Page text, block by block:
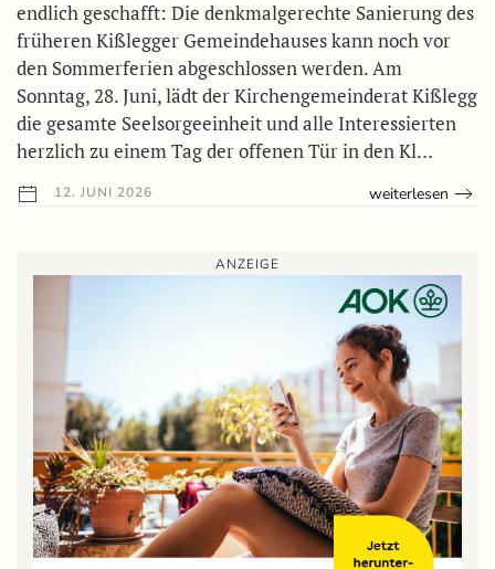
endlich geschafft: Die denkmalgerechte Sanierung des
früheren Kißlegger Gemeindehauses kann noch vor
den Sommerferien abgeschlossen werden. Am
Sonntag, 28. Juni, lädt der Kirchengemeinderat Kißlegg
die gesamte Seelsorgeeinheit und alle Interessierten
herzlich zu einem Tag der offenen Tür in den Kl…
12. JUNI 2026 weiterlesen
ANZEIGE